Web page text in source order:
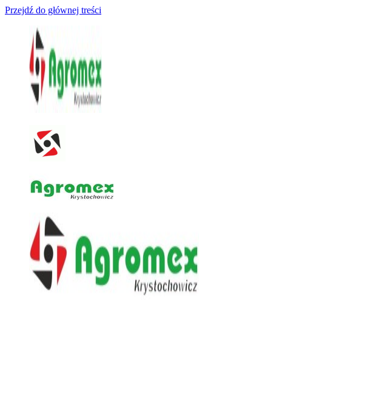
Przejdź do głównej treści